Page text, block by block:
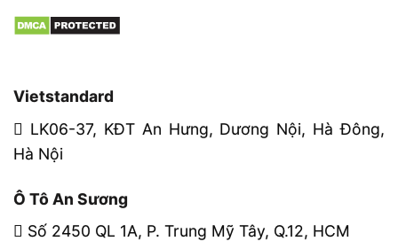
Vietstandard
LK06-37, KĐT An Hưng, Dương Nội, Hà Đông,
Hà Nội
Ô Tô An Sương
Số 2450 QL 1A, P. Trung Mỹ Tây, Q.12, HCM